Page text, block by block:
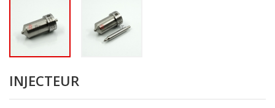
INJECTEUR